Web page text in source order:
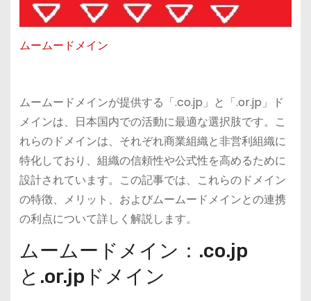
ムームードメイン
ムームードメインが提供する「.co.jp」と「.or.jp」ド
メインは、日本国内での活動に最適な選択肢です。こ
れらのドメインは、それぞれ商業組織と非営利組織に
特化しており、組織の信頼性や公式性を高めるために
設計されています。この記事では、これらのドメイン
の特徴、メリット、およびムームードメインとの連携
の利点について詳しく解説します。
ムームードメイン：.co.jp
と.or.jpドメイン